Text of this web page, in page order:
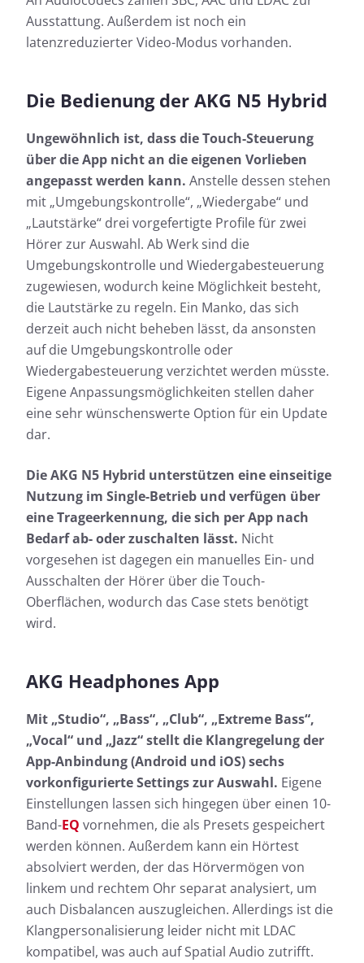
Ausstattung. Außerdem ist noch ein
latenzreduzierter Video-Modus vorhanden.
Die Bedienung der AKG N5 Hybrid
Ungewöhnlich ist, dass die Touch-Steuerung
über die App nicht an die eigenen Vorlieben
angepasst werden kann. Anstelle dessen stehen
mit „Umgebungskontrolle“, „Wiedergabe“ und
„Lautstärke“ drei vorgefertigte Profile für zwei
Hörer zur Auswahl. Ab Werk sind die
Umgebungskontrolle und Wiedergabesteuerung
zugewiesen, wodurch keine Möglichkeit besteht,
die Lautstärke zu regeln. Ein Manko, das sich
derzeit auch nicht beheben lässt, da ansonsten
auf die Umgebungskontrolle oder
Wiedergabesteuerung verzichtet werden müsste.
Eigene Anpassungsmöglichkeiten stellen daher
eine sehr wünschenswerte Option für ein Update
dar.
Die AKG N5 Hybrid unterstützen eine einseitige
Nutzung im Single-Betrieb und verfügen über
eine Trageerkennung, die sich per App nach
Bedarf ab- oder zuschalten lässt. Nicht
vorgesehen ist dagegen ein manuelles Ein- und
Ausschalten der Hörer über die Touch-
Oberflächen, wodurch das Case stets benötigt
wird.
AKG Headphones App
Mit „Studio“, „Bass“, „Club“, „Extreme Bass“,
„Vocal“ und „Jazz“ stellt die Klangregelung der
App-Anbindung (Android und iOS) sechs
vorkonfigurierte Settings zur Auswahl. Eigene
Einstellungen lassen sich hingegen über einen 10-
Band-EQ vornehmen, die als Presets gespeichert
werden können. Außerdem kann ein Hörtest
absolviert werden, der das Hörvermögen von
linkem und rechtem Ohr separat analysiert, um
auch Disbalancen auszugleichen. Allerdings ist die
Klangpersonalisierung leider nicht mit LDAC
kompatibel, was auch auf Spatial Audio zutrifft.